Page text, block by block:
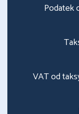
Podatek
VAT od